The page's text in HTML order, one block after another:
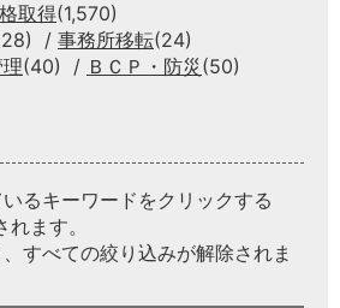
取得(1,570)
事務所移転(24)
(40) ＢＣＰ・防災 (50)
るキーワードをクリックする
ます。
すべての絞り込みが解除されま